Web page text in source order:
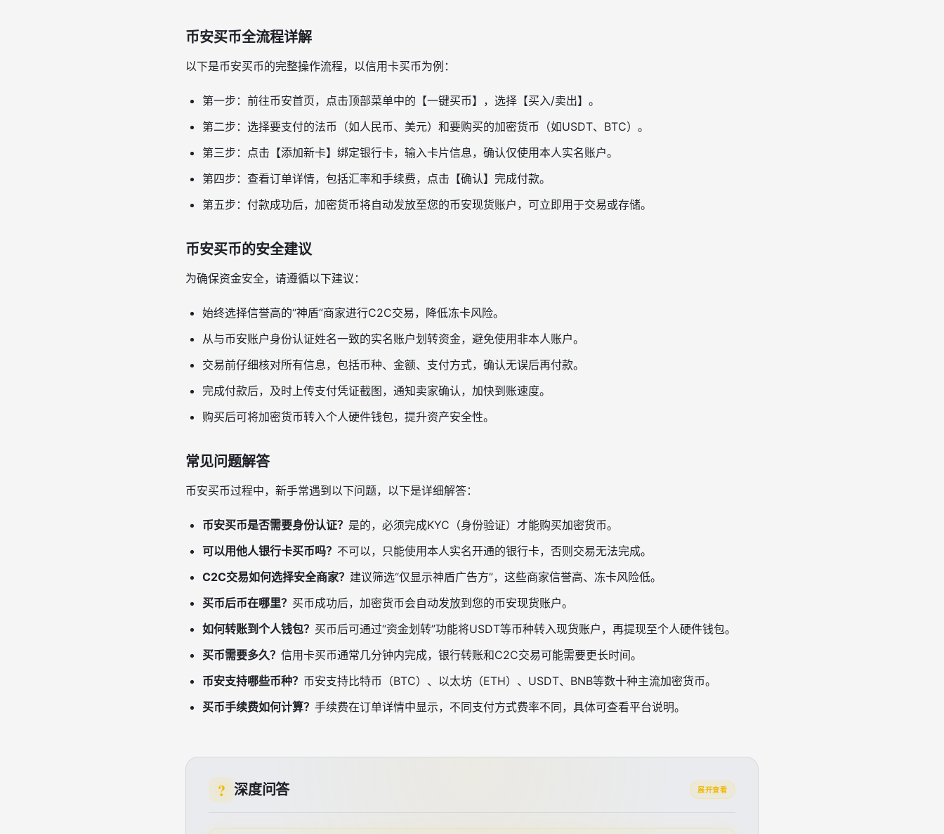
币安买币全流程详解
以下是币安买币的完整操作流程，以信用卡买币为例：
第一步：前往币安首页，点击顶部菜单中的【一键买币】，选择【买入/卖出】。
第二步：选择要支付的法币（如人民币、美元）和要购买的加密货币（如USDT、BTC）。
第三步：点击【添加新卡】绑定银行卡，输入卡片信息，确认仅使用本人实名账户。
第四步：查看订单详情，包括汇率和手续费，点击【确认】完成付款。
第五步：付款成功后，加密货币将自动发放至您的币安现货账户，可立即用于交易或存储。
币安买币的安全建议
为确保资金安全，请遵循以下建议：
始终选择信誉高的“神盾”商家进行C2C交易，降低冻卡风险。
从与币安账户身份认证姓名一致的实名账户划转资金，避免使用非本人账户。
交易前仔细核对所有信息，包括币种、金额、支付方式，确认无误后再付款。
完成付款后，及时上传支付凭证截图，通知卖家确认，加快到账速度。
购买后可将加密货币转入个人硬件钱包，提升资产安全性。
常见问题解答
币安买币过程中，新手常遇到以下问题，以下是详细解答：
币安买币是否需要身份认证？ 是的，必须完成KYC（身份验证）才能购买加密货币。
可以用他人银行卡买币吗？ 不可以，只能使用本人实名开通的银行卡，否则交易无法完成。
C2C交易如何选择安全商家？ 建议筛选“仅显示神盾广告方”，这些商家信誉高、冻卡风险低。
买币后币在哪里？ 买币成功后，加密货币会自动发放到您的币安现货账户。
如何转账到个人钱包？ 买币后可通过“资金划转”功能将USDT等币种转入现货账户，再提现至个人硬件钱包。
买币需要多久？ 信用卡买币通常几分钟内完成，银行转账和C2C交易可能需要更长时间。
币安支持哪些币种？ 币安支持比特币（BTC）、以太坊（ETH）、USDT、BNB等数十种主流加密货币。
买币手续费如何计算？ 手续费在订单详情中显示，不同支付方式费率不同，具体可查看平台说明。
深度问答 展开查看